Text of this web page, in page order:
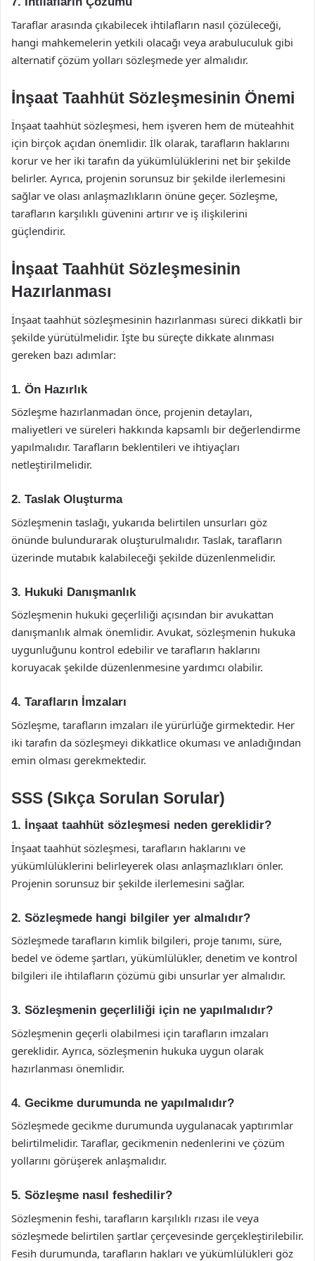
Taraflar arasında çıkabilecek ihtilafların nasıl çözüleceği,
hangi mahkemelerin yetkili olacağı veya arabuluculuk gibi
alternatif çözüm yolları sözleşmede yer almalıdır.
İnşaat Taahhüt Sözleşmesinin Önemi
İnşaat taahhüt sözleşmesi, hem işveren hem de müteahhit
için birçok açıdan önemlidir. İlk olarak, tarafların haklarını
korur ve her iki tarafın da yükümlülüklerini net bir şekilde
belirler. Ayrıca, projenin sorunsuz bir şekilde ilerlemesini
sağlar ve olası anlaşmazlıkların önüne geçer. Sözleşme,
tarafların karşılıklı güvenini artırır ve iş ilişkilerini
güçlendirir.
İnşaat Taahhüt Sözleşmesinin
Hazırlanması
İnşaat taahhüt sözleşmesinin hazırlanması süreci dikkatli bir
şekilde yürütülmelidir. İşte bu süreçte dikkate alınması
gereken bazı adımlar:
1. Ön Hazırlık
Sözleşme hazırlanmadan önce, projenin detayları,
maliyetleri ve süreleri hakkında kapsamlı bir değerlendirme
yapılmalıdır. Tarafların beklentileri ve ihtiyaçları
netleştirilmelidir.
2. Taslak Oluşturma
Sözleşmenin taslağı, yukarıda belirtilen unsurları göz
önünde bulundurarak oluşturulmalıdır. Taslak, tarafların
üzerinde mutabık kalabileceği şekilde düzenlenmelidir.
3. Hukuki Danışmanlık
Sözleşmenin hukuki geçerliliği açısından bir avukattan
danışmanlık almak önemlidir. Avukat, sözleşmenin hukuka
uygunluğunu kontrol edebilir ve tarafların haklarını
koruyacak şekilde düzenlenmesine yardımcı olabilir.
4. Tarafların İmzaları
Sözleşme, tarafların imzaları ile yürürlüğe girmektedir. Her
iki tarafın da sözleşmeyi dikkatlice okuması ve anladığından
emin olması gerekmektedir.
SSS (Sıkça Sorulan Sorular)
1. İnşaat taahhüt sözleşmesi neden gereklidir?
İnşaat taahhüt sözleşmesi, tarafların haklarını ve
yükümlülüklerini belirleyerek olası anlaşmazlıkları önler.
Projenin sorunsuz bir şekilde ilerlemesini sağlar.
2. Sözleşmede hangi bilgiler yer almalıdır?
Sözleşmede tarafların kimlik bilgileri, proje tanımı, süre,
bedel ve ödeme şartları, yükümlülükler, denetim ve kontrol
bilgileri ile ihtilafların çözümü gibi unsurlar yer almalıdır.
3. Sözleşmenin geçerliliği için ne yapılmalıdır?
Sözleşmenin geçerli olabilmesi için tarafların imzaları
gereklidir. Ayrıca, sözleşmenin hukuka uygun olarak
hazırlanması önemlidir.
4. Gecikme durumunda ne yapılmalıdır?
Sözleşmede gecikme durumunda uygulanacak yaptırımlar
belirtilmelidir. Taraflar, gecikmenin nedenlerini ve çözüm
yollarını görüşerek anlaşmalıdır.
5. Sözleşme nasıl feshedilir?
Sözleşmenin feshi, tarafların karşılıklı rızası ile veya
sözleşmede belirtilen şartlar çerçevesinde gerçekleştirilebilir.
Fesih durumunda, tarafların hakları ve yükümlülükleri göz